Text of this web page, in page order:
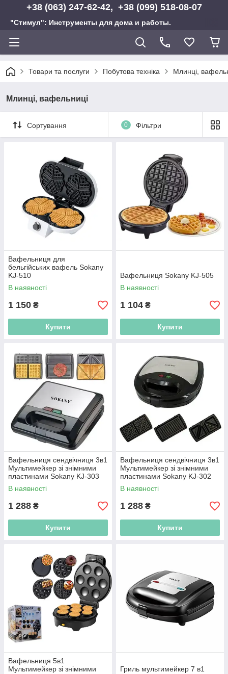
+38 (063) 247-62-42, +38 (099) 518-08-07
"Стимул": Инструменты для дома и работы.
Товари та послуги Побутова техніка Млинці,
Млинці, вафельниці
Сортування 0 Фільтри
Вафельниця для
бельгійських вафель Sokany
KJ-510
В наявності
1 150 ₴
Купити
Вафельниця Sokany KJ-505
В наявності
1 104 ₴
Купити
Вафельниця сендвічниця 3в1
Мультимейкер зі знімними
пластинами Sokany KJ-303
В наявності
1 288 ₴
Купити
Вафельниця сендвічниця 3в1
Мультимейкер зі знімними
пластинами Sokany KJ-302
В наявності
1 288 ₴
Купити
Вафельниця 5в1
Мультимейкер зі знімними
Гриль мультимейкер 7 в1